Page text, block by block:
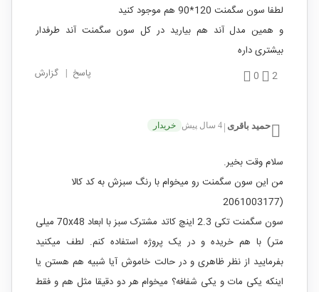
لطفا سون سگمنت 120*90 هم موجود کنید
و همین مدل آند هم بیارید در کل سون سگمنت آند طرفدار
بیشتری داره
2
0 پاسخ | گزارش
حمید باقری 4 سال پیش خریدار
سلام وقت بخیر.
من این سون سگمنت رو میخوام با رنگ سبزش به کد کالا
(2061003177
سون سگمنت تکی 2.3 اینچ کاتد مشترک سبز با ابعاد 70x48 میلی
متر) با هم خریده و در یک پروژه استفاده کنم. لطف میکنید
بفرمایید از نظر ظاهری و در حالت خاموش آیا شبیه هم هستن یا
اینکه یکی مات و یکی شفافه؟ میخوام هر دو دقیقا مثل هم و فقط